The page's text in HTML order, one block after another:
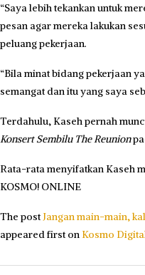
“Saya lebih tekankan untuk
pesan agar mereka lakukan
peluang pekerjaan.
“Bila minat bidang pekerjaan
semangat dan itu yang saya
Terdahulu, Kaseh pernah
Konsert Sembilu The Reunion
Rata-rata menyifatkan Kaseh
KOSMO! ONLINE
The postJangan main-main,
appeared first on Kosmo